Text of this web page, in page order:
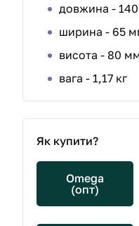
довжина -
ширина - 65
висота - 80
вага - 1,17 кг
Як купити?
Omega
(опт)